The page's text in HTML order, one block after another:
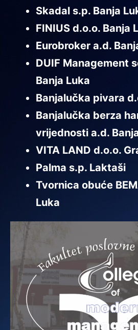
Skadal s.p. Banja
FINIUS d.o.o. Banja
Eurobroker a.d.
DUIF Management
Banja Luka
Banjalučka pivara
Banjalučka berza
vrijednosti a.d.
VITA LAND d.o.o.
Palma s.p. Laktaši
Tvornica obuće
Luka